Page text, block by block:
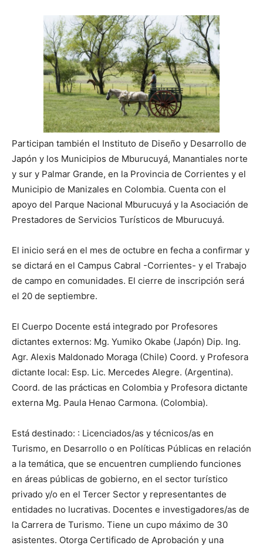
Participan también el Instituto de Diseño y Desarrollo de
Japón y los Municipios de Mburucuyá, Manantiales norte
y sur y Palmar Grande, en la Provincia de Corrientes y el
Municipio de Manizales en Colombia. Cuenta con el
apoyo del Parque Nacional Mburucuyá y la Asociación de
Prestadores de Servicios Turísticos de Mburucuyá.
El inicio será en el mes de octubre en fecha a confirmar y
se dictará en el Campus Cabral -Corrientes- y el Trabajo
de campo en comunidades. El cierre de inscripción será
el 20 de septiembre.
El Cuerpo Docente está integrado por Profesores
dictantes externos: Mg. Yumiko Okabe (Japón) Dip. Ing.
Agr. Alexis Maldonado Moraga (Chile) Coord. y Profesora
dictante local: Esp. Lic. Mercedes Alegre. (Argentina).
Coord. de las prácticas en Colombia y Profesora dictante
externa Mg. Paula Henao Carmona. (Colombia).
Está destinado: : Licenciados/as y técnicos/as en
Turismo, en Desarrollo o en Políticas Públicas en relación
a la temática, que se encuentren cumpliendo funciones
en áreas públicas de gobierno, en el sector turístico
privado y/o en el Tercer Sector y representantes de
entidades no lucrativas. Docentes e investigadores/as de
la Carrera de Turismo. Tiene un cupo máximo de 30
asistentes. Otorga Certificado de Aprobación y una